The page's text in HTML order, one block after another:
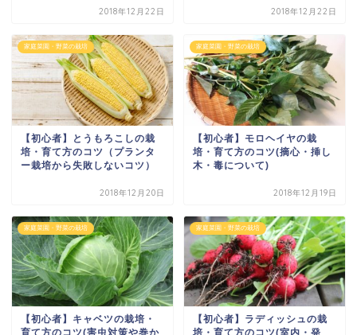
2018年12月22日 2018年12月22日
家庭菜園・野菜の栽培
【初心者】とうもろこしの栽
培・育て方のコツ（プランタ
ー栽培から失敗しないコツ）
2018年12月20日
家庭菜園・野菜の栽培
【初心者】モロヘイヤの栽
培・育て方のコツ(摘心・挿し
木・毒について)
2018年12月19日
家庭菜園・野菜の栽培
【初心者】キャベツの栽培・
家庭菜園・野菜の栽培
【初心者】ラディッシュの栽